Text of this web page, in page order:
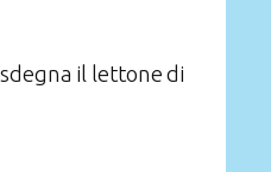
il lettone di